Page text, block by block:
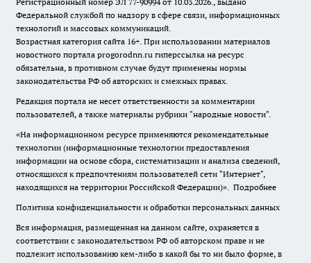
Федеральной службой по надзору в сфере связи, информационных
технологий и массовых коммуникаций.
Возрастная категория сайта 16+. При использовании материалов
новостного портала progorodnn.ru гиперссылка на ресурс
обязательна, в противном случае будут применены нормы
законодательства РФ об авторских и смежных правах.
Редакция портала не несет ответственности за комментарии
пользователей, а также материалы рубрики "народные новости".
«На информационном ресурсе применяются рекомендательные
технологии (информационные технологии предоставления
информации на основе сбора, систематизации и анализа сведений,
относящихся к предпочтениям пользователей сети "Интернет",
находящихся на территории Российской Федерации)». Подробнее
Политика конфиденциальности и обработки персональных данных
Вся информация, размещенная на данном сайте, охраняется в
соответствии с законодательством РФ об авторском праве и не
подлежит использованию кем-либо в какой бы то ни было форме, в